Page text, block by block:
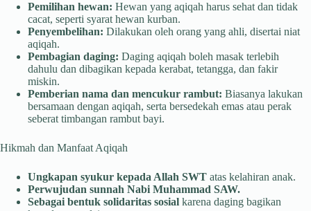
Pemilihan hewan: Hewan yang aqiqah harus sehat dan tidak
cacat, seperti syarat hewan kurban.
Penyembelihan: Dilakukan oleh orang yang ahli, disertai niat
aqiqah.
Pembagian daging: Daging aqiqah boleh masak terlebih
dahulu dan dibagikan kepada kerabat, tetangga, dan fakir
miskin.
Pemberian nama dan mencukur rambut: Biasanya lakukan
bersamaan dengan aqiqah, serta bersedekah emas atau perak
seberat timbangan rambut bayi.
Hikmah dan Manfaat Aqiqah
Ungkapan syukur kepada Allah SWT atas kelahiran anak.
Perwujudan sunnah Nabi Muhammad SAW.
Sebagai bentuk solidaritas sosial karena daging bagikan